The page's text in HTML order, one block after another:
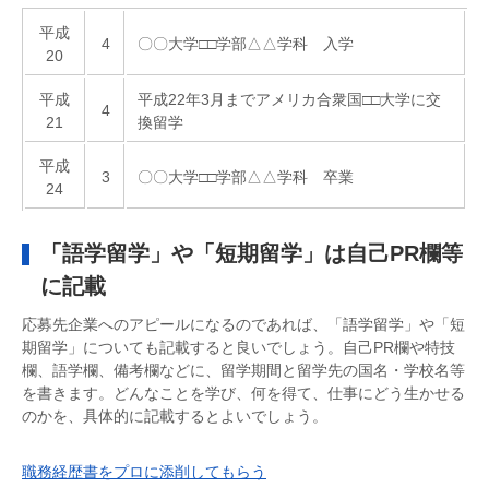
平成
20
4 〇〇大学□□学部△△学科 入学
平成
21
4
平成22年3月までアメリカ合衆国□□大学に交
換留学
平成
24
3 〇〇大学□□学部△△学科 卒業
「語学留学」や「短期留学」は自己PR欄等
に記載
応募先企業へのアピールになるのであれば、「語学留学」や「短
期留学」についても記載すると良いでしょう。自己PR欄や特技
欄、語学欄、備考欄などに、留学期間と留学先の国名・学校名等
を書きます。どんなことを学び、何を得て、仕事にどう生かせる
のかを、具体的に記載するとよいでしょう。
職務経歴書をプロに添削してもらう